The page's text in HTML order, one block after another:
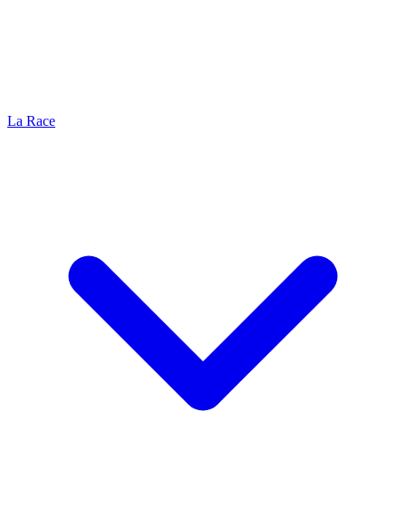
La Race